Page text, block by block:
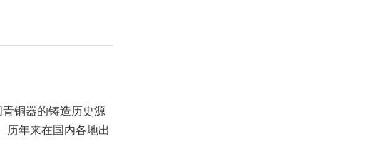
铜器的铸造历史源
历年来在国内各地出